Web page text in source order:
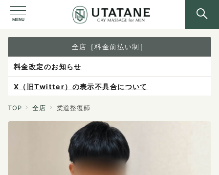
MENU
全店［料金前払い制］
X（旧Twitter）の表示不具合について
ご予約は各店へ直接お問い合わせください。
料金は当日施術前にお支払いください。
感染症防止対策について
料金改定のお知らせ
TOP 全店 柔道整復師